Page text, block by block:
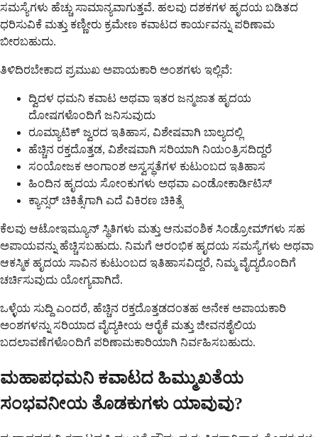
ಸಮಸ್ಯೆಗಳು ಹೆಚ್ಚು ಸಾಮಾನ್ಯವಾಗುತ್ತವೆ. ಹಲವು ದಶಕಗಳ ಹೃದಯ ಬಡಿತದ
ಧರಿಸುವಿಕೆ ಮತ್ತು ಕಣ್ಣೀರು ಕ್ರಮೇಣ ಕವಾಟದ ಕಾರ್ಯವನ್ನು ಪರಿಣಾಮ
ಬೀರಬಹುದು.
ತಿಳಿದಿರಬೇಕಾದ ಪ್ರಮುಖ ಅಪಾಯಕಾರಿ ಅಂಶಗಳು ಇಲ್ಲಿವೆ:
ದ್ವಿದಳ ಧಮನಿ ಕವಾಟ ಅಥವಾ ಇತರ ಜನ್ಮಜಾತ ಹೃದಯ
ದೋಷಗಳೊಂದಿಗೆ ಜನಿಸುವುದು
ರೂಮ್ಯಾಟಿಕ್ ಜ್ವರದ ಇತಿಹಾಸ, ವಿಶೇಷವಾಗಿ ಬಾಲ್ಯದಲ್ಲಿ
ಹೆಚ್ಚಿನ ರಕ್ತದೊತ್ತಡ, ವಿಶೇಷವಾಗಿ ಸರಿಯಾಗಿ ನಿಯಂತ್ರಿಸದಿದ್ದರೆ
ಸಂಯೋಜಕ ಅಂಗಾಂಶ ಅಸ್ವಸ್ಥತೆಗಳ ಕುಟುಂಬದ ಇತಿಹಾಸ
ಹಿಂದಿನ ಹೃದಯ ಸೋಂಕುಗಳು ಅಥವಾ ಎಂಡೋಕಾರ್ಡಿಟಿಸ್
ಕ್ಯಾನ್ಸರ್ ಚಿಕಿತ್ಸೆಗಾಗಿ ಎದೆ ವಿಕಿರಣ ಚಿಕಿತ್ಸೆ
ಕೆಲವು ಆಟೋಇಮ್ಯೂನ್ ಸ್ಥಿತಿಗಳು ಮತ್ತು ಆನುವಂಶಿಕ ಸಿಂಡ್ರೋಮ್‌ಗಳು ಸಹ
ಅಪಾಯವನ್ನು ಹೆಚ್ಚಿಸಬಹುದು. ನಿಮಗೆ ಆರಂಭಿಕ ಹೃದಯ ಸಮಸ್ಯೆಗಳು ಅಥವಾ
ಆಕಸ್ಮಿಕ ಹೃದಯ ಸಾವಿನ ಕುಟುಂಬದ ಇತಿಹಾಸವಿದ್ದರೆ, ನಿಮ್ಮ ವೈದ್ಯರೊಂದಿಗೆ
ಚರ್ಚಿಸುವುದು ಯೋಗ್ಯವಾಗಿದೆ.
ಒಳ್ಳೆಯ ಸುದ್ದಿ ಎಂದರೆ, ಹೆಚ್ಚಿನ ರಕ್ತದೊತ್ತಡದಂತಹ ಅನೇಕ ಅಪಾಯಕಾರಿ
ಅಂಶಗಳನ್ನು ಸರಿಯಾದ ವೈದ್ಯಕೀಯ ಆರೈಕೆ ಮತ್ತು ಜೀವನಶೈಲಿಯ
ಬದಲಾವಣೆಗಳೊಂದಿಗೆ ಪರಿಣಾಮಕಾರಿಯಾಗಿ ನಿರ್ವಹಿಸಬಹುದು.
ಮಹಾಪಧಮನಿ ಕವಾಟದ ಹಿಮ್ಮುಖತೆಯ
ಸಂಭವನೀಯ ತೊಡಕುಗಳು ಯಾವುವು?